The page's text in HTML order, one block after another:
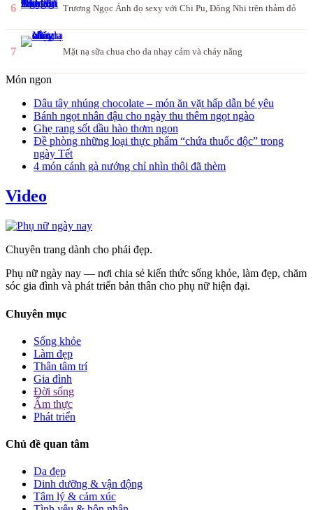
6 Trương Ngọc Ánh đọ sexy với Chi Pu, Đông Nhi trên thảm đỏ
7 Mặt nạ sữa chua cho da nhạy cảm và cháy nắng
Món ngon
Dâu tây nhúng chocolate – món ăn vặt hấp dẫn bé yêu
Bánh ngọt nhân đậu cho ngày thu thêm ngọt ngào
Ghẹ rang sốt dầu hào thơm ngon
Đề phòng những loại thực phẩm “chứa thuốc độc” trong
ngày Tết
4 món cánh gà nướng chỉ nhìn thôi đã thèm
Video
Chuyên trang dành cho phái đẹp.
Phụ nữ ngày nay — nơi chia sẻ kiến thức sống khỏe, làm đẹp, chăm
sóc gia đình và phát triển bản thân cho phụ nữ hiện đại.
Chuyên mục
Sống khỏe
Làm đẹp
Thân tâm trí
Gia đình
Đời sống
Ẩm thực
Phát triển
Chủ đề quan tâm
Da đẹp
Dinh dưỡng & vận động
Tâm lý & cảm xúc